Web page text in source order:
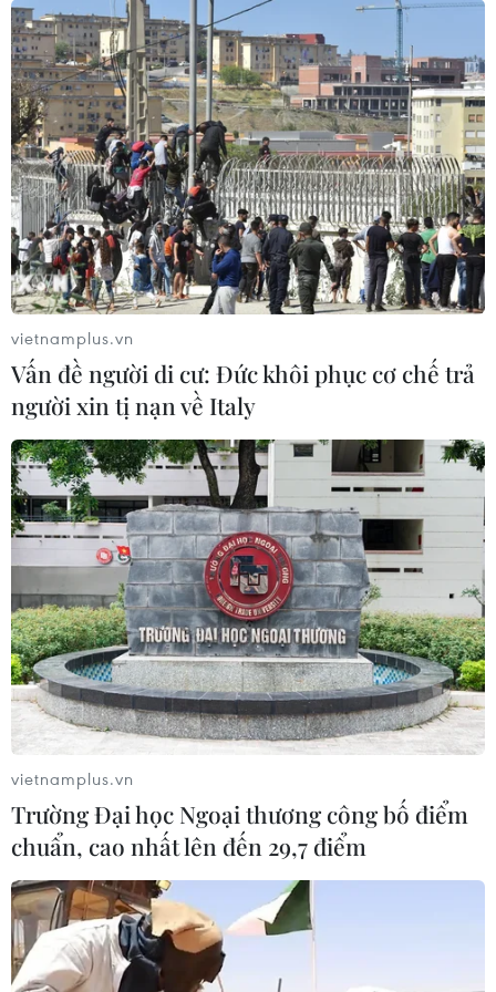
TIN CÙNG CHUYÊN MỤC
Truyền thông Hàn Quốc đánh giá
cao đội tuyển Việt Nam với chuỗi 22
trận bất bại
09/08/2026 04:22
vietnamplus.vn
Vấn đề người di cư: Đức khôi phục cơ chế trả
người xin tị nạn về Italy
vietnamplus.vn
Trường Đại học Ngoại thương công bố điểm
chuẩn, cao nhất lên đến 29,7 điểm